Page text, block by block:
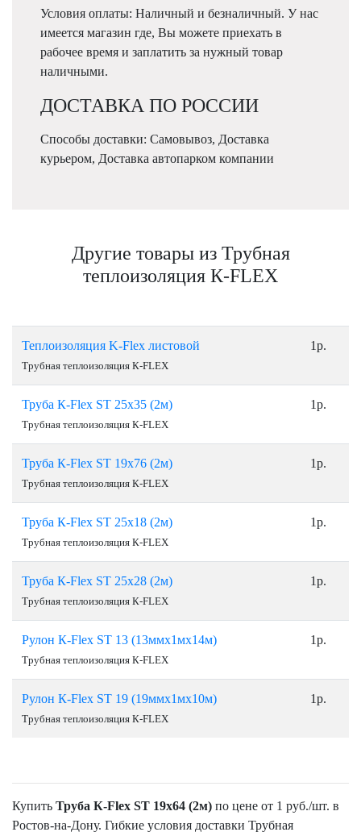
Условия оплаты: Наличный и безналичный. У нас
имеется магазин где, Вы можете приехать в
рабочее время и заплатить за нужный товар
наличными.
ДОСТАВКА ПО РОССИИ
Способы доставки: Самовывоз, Доставка
курьером, Доставка автопарком компании
Другие товары из Трубная
теплоизоляция К-FLEX
Теплоизоляция K-Flex листовой
Трубная теплоизоляция К-FLEX
1р.
Труба К-Flex ST 25х35 (2м)
Трубная теплоизоляция К-FLEX
1р.
Труба К-Flex ST 19х76 (2м)
Трубная теплоизоляция К-FLEX
1р.
Труба К-Flex ST 25х18 (2м)
Трубная теплоизоляция К-FLEX
1р.
Труба К-Flex ST 25х28 (2м)
Трубная теплоизоляция К-FLEX
1р.
Рулон К-Flex ST 13 (13ммх1мх14м)
Трубная теплоизоляция К-FLEX
1р.
Рулон К-Flex ST 19 (19ммх1мх10м)
Трубная теплоизоляция К-FLEX
1р.
Купить Труба К-Flex ST 19х64 (2м) по цене от 1 руб./шт. в
Ростов-на-Дону. Гибкие условия доставки Трубная